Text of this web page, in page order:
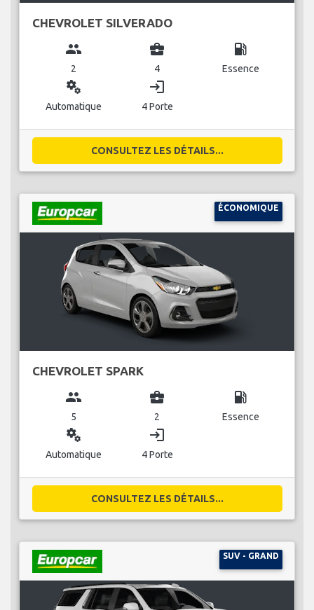
CHEVROLET SILVERADO
group
2
business_center
4
local_gas_station
Essence
miscellaneous_services
Automatique
login
4 Porte
CONSULTEZ LES DÉTAILS...
ÉCONOMIQUE
CHEVROLET SPARK
group
5
business_center
2
local_gas_station
Essence
miscellaneous_services
Automatique
login
4 Porte
CONSULTEZ LES DÉTAILS...
SUV - GRAND